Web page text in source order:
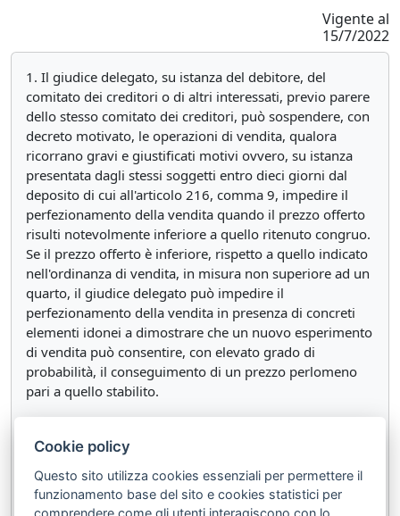
Vigente al
15/7/2022
1. Il giudice delegato, su istanza del debitore, del
comitato dei creditori o di altri interessati, previo parere
dello stesso comitato dei creditori, può sospendere, con
decreto motivato, le operazioni di vendita, qualora
ricorrano gravi e giustificati motivi ovvero, su istanza
presentata dagli stessi soggetti entro dieci giorni dal
deposito di cui all'articolo 216, comma 9, impedire il
perfezionamento della vendita quando il prezzo offerto
risulti notevolmente inferiore a quello ritenuto congruo.
Se il prezzo offerto è inferiore, rispetto a quello indicato
nell'ordinanza di vendita, in misura non superiore ad un
quarto, il giudice delegato può impedire il
perfezionamento della vendita in presenza di concreti
elementi idonei a dimostrare che un nuovo esperimento
di vendita può consentire, con elevato grado di
probabilità, il conseguimento di un prezzo perlomeno
pari a quello stabilito.
registri, una volta eseguita la vendita e riscosso
decreto, la cancellazione delle iscrizioni relative ai diritti
di prelazione, nonché delle trascrizioni dei pignoramenti
Cookie policy
Questo sito utilizza cookies essenziali per permettere il
funzionamento base del sito e cookies statistici per
comprendere come gli utenti interagiscono con lo